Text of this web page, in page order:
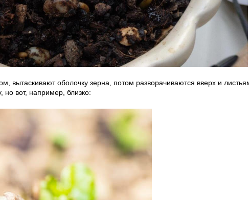
вытаскивают оболочку зерна, потом разворачиваются вверх и
но вот, например, близко: